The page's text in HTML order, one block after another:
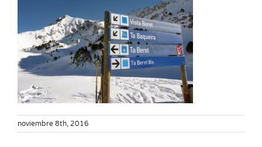
noviembre 8th, 2016